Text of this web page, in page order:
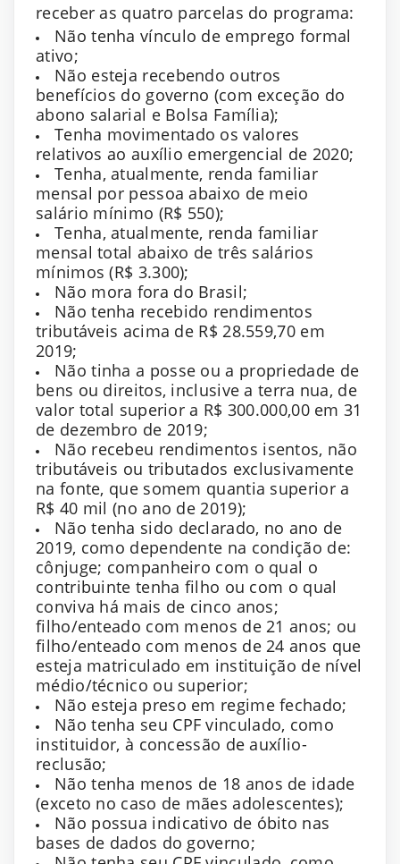
receber as quatro parcelas do programa:
Não tenha vínculo de emprego formal
ativo;
Não esteja recebendo outros
benefícios do governo (com exceção do
abono salarial e Bolsa Família);
Tenha movimentado os valores
relativos ao auxílio emergencial de 2020;
Tenha, atualmente, renda familiar
mensal por pessoa abaixo de meio
salário mínimo (R$ 550);
Tenha, atualmente, renda familiar
mensal total abaixo de três salários
mínimos (R$ 3.300);
Não mora fora do Brasil;
Não tenha recebido rendimentos
tributáveis acima de R$ 28.559,70 em
2019;
Não tinha a posse ou a propriedade de
bens ou direitos, inclusive a terra nua, de
valor total superior a R$ 300.000,00 em 31
de dezembro de 2019;
Não recebeu rendimentos isentos, não
tributáveis ou tributados exclusivamente
na fonte, que somem quantia superior a
R$ 40 mil (no ano de 2019);
Não tenha sido declarado, no ano de
2019, como dependente na condição de:
cônjuge; companheiro com o qual o
contribuinte tenha filho ou com o qual
conviva há mais de cinco anos;
filho/enteado com menos de 21 anos; ou
filho/enteado com menos de 24 anos que
esteja matriculado em instituição de nível
médio/técnico ou superior;
Não esteja preso em regime fechado;
Não tenha seu CPF vinculado, como
instituidor, à concessão de auxílio-
reclusão;
Não tenha menos de 18 anos de idade
(exceto no caso de mães adolescentes);
Não possua indicativo de óbito nas
bases de dados do governo;